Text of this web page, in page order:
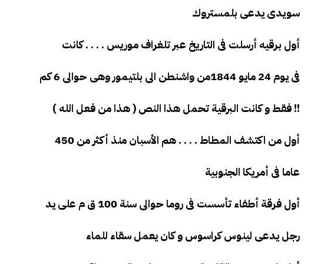
سويدى يدعى بلمستروك
أول برقيه أرسلت فى التاريخ عبر تلغراف موريس . . . . كانت
فى يوم 24 مايو 1844من واشنطن الى بلتيمور وهى حوالى 6 كم
فقط و كانت البرقية تحمل هذا النص ( هذا من فعل الله ) !!
أول من اكتشف المطاط . . . . هم الأسبان منذ أكثر من 450
عاما فى أمريكا الجنوبية
أول فرقة أطفاء تأسست فى روما حوالى سنة 100 ق م على يد
رجل يدعى لينوس كراسوس و كان يعمل سقاء للماء